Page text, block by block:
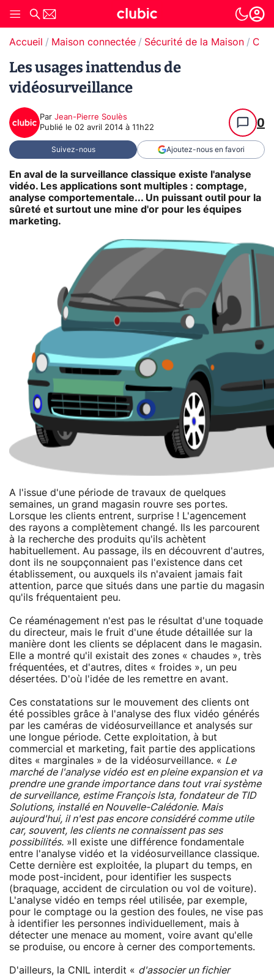
Accueil Maison connectée Sécurité de la Maison
Les usages inattendus de
vidéosurveillance
Par Jean-Pierre Soulès
Publié le 02 avril 2014 à 11h22 0
Suivez-nous Ajoutez-nous en favori
En aval de la surveillance classique existe l'analyse
vidéo. Les applications sont multiples : comptage,
analyse comportementale... Un puissant outil pour la
sûreté et surtout une mine d'or pour les équipes
marketing.
A l'issue d'une période de travaux de quelques
semaines, un grand magasin rouvre ses portes.
Lorsque les clients entrent, surprise ! L'agencement
des rayons a complètement changé. Ils les parcourent
à la recherche des produits qu'ils achètent
habituellement. Au passage, ils en découvrent d'autres,
dont ils ne soupçonnaient pas l'existence dans cet
établissement, ou auxquels ils n'avaient jamais fait
attention, parce que situés dans une partie du magasin
qu'ils fréquentaient peu.
Ce réaménagement n'est pas le résultat d'une toquade
du directeur, mais le fruit d'une étude détaillée sur la
manière dont les clients se déplacent dans le magasin.
Elle a montré qu'il existait des zones « chaudes », très
fréquentées, et d'autres, dites « froides », un peu
désertées. D'où l'idée de les remettre en avant.
Ces constatations sur le mouvement des clients ont
été possibles grâce à l'analyse des flux vidéo générés
par les caméras de vidéosurveillance et analysés sur
une longue période. Cette exploitation, à but
commercial et marketing, fait partie des applications
dites « marginales » de la vidéosurveillance. « Le
marché de l'analyse vidéo est en pleine expansion et va
prendre une grande importance dans tout vrai système
de surveillance, estime François Ista, fondateur de TID
Solutions, installé en Nouvelle-Calédonie. Mais
aujourd'hui, il n'est pas encore considéré comme utile
car, souvent, les clients ne connaissent pas ses
possibilités. »Il existe une différence fondamentale
entre l'analyse vidéo et la vidéosurveillance classique.
Cette dernière est exploitée, la plupart du temps, en
mode post-incident, pour identifier les suspects
(braquage, accident de circulation ou vol de voiture).
L'analyse vidéo en temps réel utilisée, par exemple,
pour le comptage ou la gestion des foules, ne vise pas
à identifier les personnes individuellement, mais à
détecter une menace au moment, voire avant qu'elle
se produise, ou encore à cerner des comportements.
D'ailleurs, la CNIL interdit « d'associer un fichier